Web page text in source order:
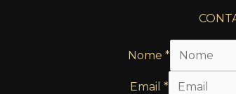
Nome *
Email *